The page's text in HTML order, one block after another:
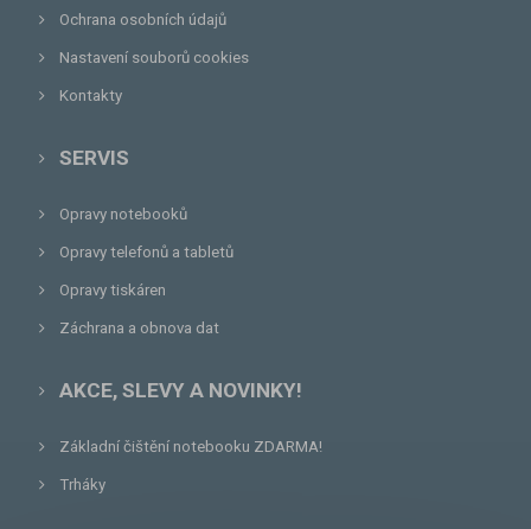
Ochrana osobních údajů
Nastavení souborů cookies
Kontakty
SERVIS
Opravy notebooků
Opravy telefonů a tabletů
Opravy tiskáren
Záchrana a obnova dat
AKCE, SLEVY A NOVINKY!
Základní čištění notebooku ZDARMA!
Trháky